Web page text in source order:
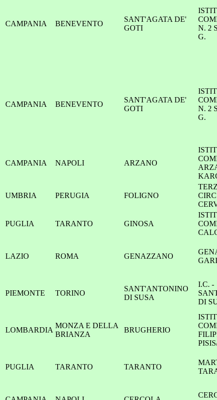
CAMPANIA BENEVENTO
SANT'AGATA DE'
GOTI
N. 2
G.
CAMPANIA BENEVENTO
SANT'AGATA DE'
GOTI
N. 2
G.
CAMPANIA NAPOLI ARZANO
UMBRIA PERUGIA FOLIGNO
PUGLIA TARANTO GINOSA
LAZIO ROMA GENAZZANO
PIEMONTE TORINO
SANT'ANTONINO
DI SUSA
I.C. -
DI
LOMBARDIA
MONZA E DELLA
BRIANZA
BRUGHERIO
PUGLIA TARANTO TARANTO